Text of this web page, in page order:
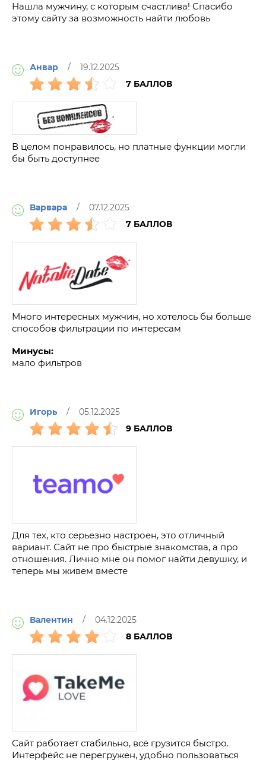
Нашла мужчину, с которым счастлива! Спасибо
этому сайту за возможность найти любовь
Анвар / 19.12.2025
7 БАЛЛОВ
В целом понравилось, но платные функции могли
бы быть доступнее
Варвара / 07.12.2025
7 БАЛЛОВ
Много интересных мужчин, но хотелось бы больше
способов фильтрации по интересам
Минусы:
мало фильтров
Игорь / 05.12.2025
9 БАЛЛОВ
Для тех, кто серьезно настроен, это отличный
вариант. Сайт не про быстрые знакомства, а про
отношения. Лично мне он помог найти девушку, и
теперь мы живем вместе
Валентин / 04.12.2025
8 БАЛЛОВ
Сайт работает стабильно, всё грузится быстро.
Интерфейс не перегружен, удобно пользоваться